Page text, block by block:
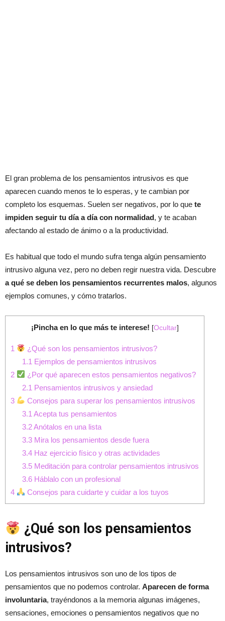
El gran problema de los pensamientos intrusivos es que
aparecen cuando menos te lo esperas, y te cambian por
completo los esquemas. Suelen ser negativos, por lo que te
impiden seguir tu día a día con normalidad, y te acaban
afectando al estado de ánimo o a la productividad.
Es habitual que todo el mundo sufra tenga algún pensamiento
intrusivo alguna vez, pero no deben regir nuestra vida. Descubre
a qué se deben los pensamientos recurrentes malos, algunos
ejemplos comunes, y cómo tratarlos.
¡Pincha en lo que más te interese! [Ocultar]
1
¿Qué son los pensamientos intrusivos?
1.1 Ejemplos de pensamientos intrusivos
2
¿Por qué aparecen estos pensamientos negativos?
2.1 Pensamientos intrusivos y ansiedad
3
Consejos para superar los pensamientos intrusivos
3.1 Acepta tus pensamientos
3.2Anótalos en una lista
3.3Mira los pensamientos desde fuera
3.4Haz ejercicio físico y otras actividades
3.5Meditación para controlar pensamientos intrusivos
3.6Háblalo con un profesional
4
Consejos para cuidarte y cuidar a los tuyos
¿Qué son los pensamientos
intrusivos?
Los pensamientos intrusivos son uno de los tipos de
pensamientos que no podemos controlar. Aparecen de forma
involuntaria, trayéndonos a la memoria algunas imágenes,
sensaciones, emociones o pensamientos negativos que no